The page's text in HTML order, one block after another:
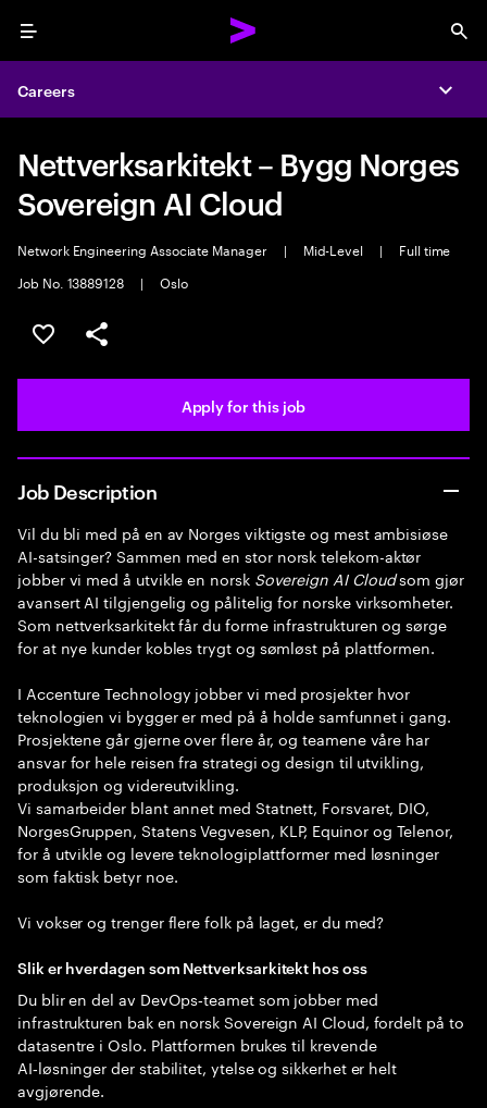
Menu
Careers
Nettverksarkitekt – Bygg Norges
Sovereign AI Cloud
Network Engineering Associate Manager | Mid-Level |
Full time
Job No. 13889128
| Oslo
Save this job
Share this job
Apply for this job
Job Description
Vil du bli med på en av Norges viktigste og mest ambisiøse
AI-satsinger? Sammen med en stor norsk telekom-aktør
jobber vi med å utvikle en norsk Sovereign AI Cloudsom gjør
avansert AI tilgjengelig og pålitelig for norske virksomheter.
Som nettverksarkitekt får du forme infrastrukturen og sørge
for at nye kunder kobles trygt og sømløst på plattformen.
I Accenture Technology jobber vi med prosjekter hvor
teknologien vi bygger er med på å holde samfunnet i gang.
Prosjektene går gjerne over flere år, og teamene våre har
ansvar for hele reisen fra strategi og design til utvikling,
produksjon og videreutvikling.
Vi samarbeider blant annet med Statnett, Forsvaret, DIO,
NorgesGruppen, Statens Vegvesen, KLP, Equinor og Telenor,
for å utvikle og levere teknologiplattformer med løsninger
som faktisk betyr noe.
Vi vokser og trenger flere folk på laget, er du med?
Slik er hverdagen som Nettverksarkitekt hos oss
Du blir en del av DevOps‑teamet som jobber med
infrastrukturen bak en norsk Sovereign AI Cloud, fordelt på to
datasentre i Oslo. Plattformen brukes til krevende
AI‑løsninger der stabilitet, ytelse og sikkerhet er helt
avgjørende.